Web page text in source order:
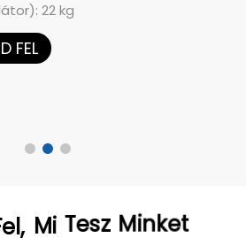
22 kg
FEL
Mi Tesz Minket